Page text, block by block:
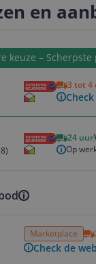
en
keuze – Scherpste
3 tot 4
)
24 uur
Op
Marketplace
Check de